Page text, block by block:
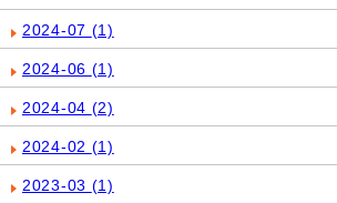
2024-07 (1)
2024-06 (1)
2024-04 (2)
2024-02 (1)
2023-03 (1)